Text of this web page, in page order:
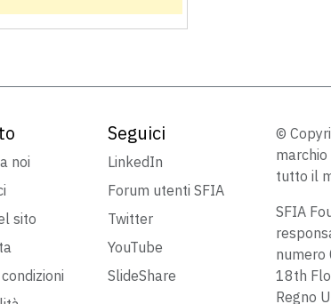
noi
sito
Seguici
LinkedIn
Forum utenti SFIA
Twitter
YouTube
SlideShare
©
tutto il
SFIA
numero
18th
Regno